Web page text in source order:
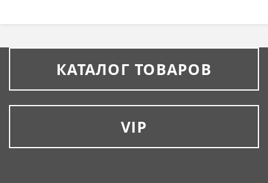
КАТАЛОГ ТОВАРОВ
VIP